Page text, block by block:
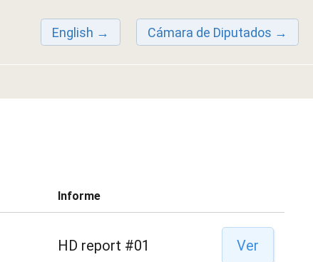
English Cámara de Diputados
Informe
HD report #01 Ver